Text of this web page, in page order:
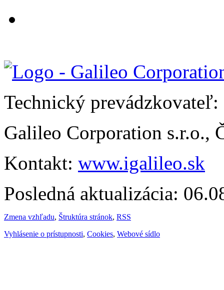
Technický prevádzkovateľ:
Galileo Corporation s.r.o.,
Kontakt: www.igalileo.sk
Posledná aktualizácia:
Zmena vzhľadu, Štruktúra stránok, RSS
Vyhlásenie o prístupnosti, Cookies, Webové sídlo